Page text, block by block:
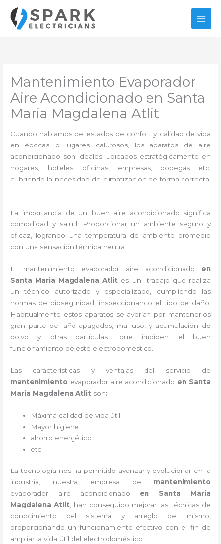
contenido
Mantenimiento Evaporador
Aire Acondicionado en Santa
Maria Magdalena Atlit
Cuando hablamos de estados de confort y calidad de vida
en épocas o lugares calurosos, los aparatos de aire
acondicionado son ideales; ubicados estratégicamente en
hogares, hoteles, oficinas, empresas, bodegas etc,
cubriendo la necesidad de climatización de forma correcta.
La importancia de un buen aire acondicionado significa
comodidad y salud. Proporcionar un ambiente seguro y
eficaz, logrando una temperatura de ambiente promedio
con una sensación térmica neutra.
El mantenimiento evaporadoraire acondicionado en
Santa Maria Magdalena Atlit es un
trabajo que realiza
un técnico autorizado y especializado, cumpliendo las
normas de bioseguridad, inspeccionando el tipo de daño.
Habitualmente estos aparatos se averían por mantenerlos
gran parte del año apagados, mal uso, y acumulación de
polvo y otras partículas| que impiden el buen
funcionamiento de este electrodoméstico.
Las características y ventajas del servicio de
mantenimiento evaporadoraire acondicionado en Santa
Maria Magdalena Atlit son:
Máxima calidad de vida útil
Mayor higiene
ahorro energético
etc
La tecnología nos ha permitido avanzar y evolucionar en la
industria, nuestra empresa de mantenimiento
evaporador aire acondicionado en Santa Maria
Magdalena Atlit, han conseguido mejorar las técnicas de
conocimiento del sistema y arreglo del mismo,
proporcionando un funcionamiento efectivo con el fin de
ampliar la vida útil del electrodoméstico.